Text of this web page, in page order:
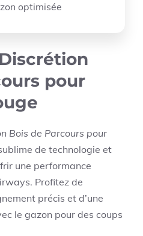
optimisée
pour
Bois de Parcours pour
de technologie et
une performance
Profitez de
précis et d’une
le gazon pour des coups